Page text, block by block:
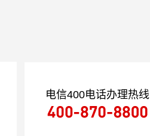
电信400电话办理热线